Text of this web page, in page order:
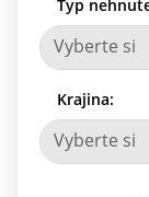
Typ
Vyberte si
Krajina:
Vyberte si